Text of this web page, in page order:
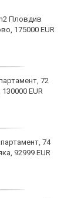
Пловдив
175000 EUR
72
EUR
74
92999 EUR